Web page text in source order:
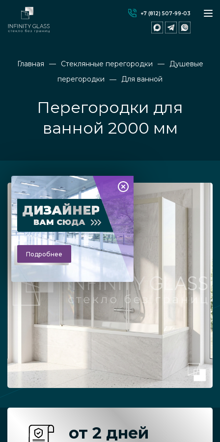
+7 (812) 507-99-03
Главная Стеклянные перегородки
Душевые
перегородки
Для ванной
Перегородки для
ванной 2000 мм
ДИЗАЙНЕР
ВАМ СЮДА
Подробнее
от 2 дней